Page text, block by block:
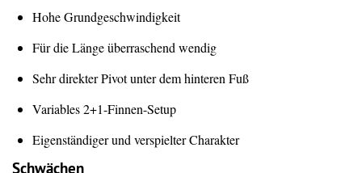
Hohe Grundgeschwindigkeit
Für die Länge überraschend wendig
Sehr direkter Pivot unter dem hinteren Fuß
Variables 2+1-Finnen-Setup
Eigenständiger und verspielter Charakter